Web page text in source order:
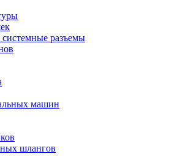
разъемы
машин
шлангов